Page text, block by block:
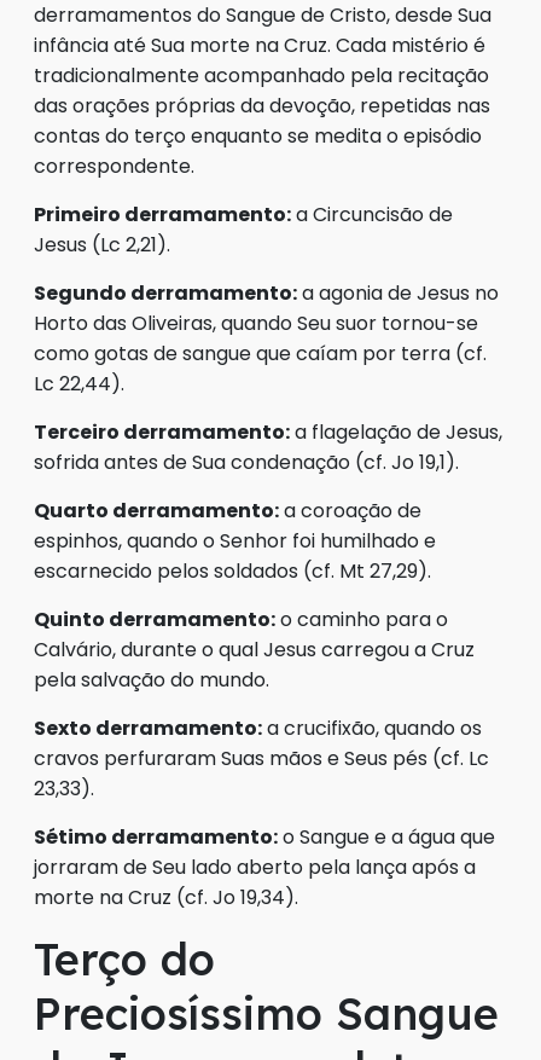
derramamentos do Sangue de Cristo, desde Sua
infância até Sua morte na Cruz. Cada mistério é
tradicionalmente acompanhado pela recitação
das orações próprias da devoção, repetidas nas
contas do terço enquanto se medita o episódio
correspondente.
Primeiro derramamento:a Circuncisão de
Jesus (Lc 2,21).
Segundo derramamento:a agonia de Jesus no
Horto das Oliveiras, quando Seu suor tornou-se
como gotas de sangue que caíam por terra (cf.
Lc 22,44).
Terceiro derramamento:a flagelação de Jesus,
sofrida antes de Sua condenação (cf. Jo 19,1).
Quarto derramamento:a coroação de
espinhos, quando o Senhor foi humilhado e
escarnecido pelos soldados (cf. Mt 27,29).
Quinto derramamento:o caminho para o
Calvário, durante o qual Jesus carregou a Cruz
pela salvação do mundo.
Sexto derramamento:a crucifixão, quando os
cravos perfuraram Suas mãos e Seus pés (cf. Lc
23,33).
Sétimo derramamento:o Sangue e a água que
jorraram de Seu lado aberto pela lança após a
morte na Cruz (cf. Jo 19,34).
Terço do
Preciosíssimo Sangue